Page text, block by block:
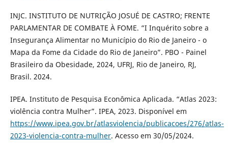
INJC. INSTITUTO DE NUTRIÇÃO JOSUÉ DE CASTRO; FRENTE
PARLAMENTAR DE COMBATE À FOME. “I Inquérito sobre a
Insegurança Alimentar no Município do Rio de Janeiro - o
Mapa da Fome da Cidade do Rio de Janeiro”. PBO - Painel
Brasileiro da Obesidade, 2024, UFRJ, Rio de Janeiro, RJ,
Brasil. 2024.
IPEA. Instituto de Pesquisa Econômica Aplicada. “Atlas 2023:
violência contra Mulher”. IPEA, 2023. Disponível em
https://www.ipea.gov.br/atlasviolencia/publicacoes/276/atlas-
2023-violencia-contra-mulher. Acesso em 30/05/2024.